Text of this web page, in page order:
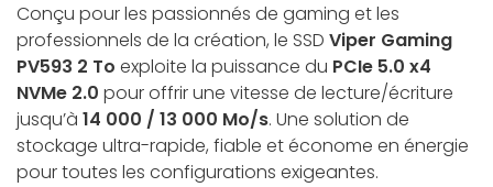
Conçu pour les passionnés de gaming et les
professionnels de la création, le SSD Viper Gaming
PV593 2 To exploite la puissance du PCIe 5.0 x4
NVMe 2.0 pour offrir une vitesse de lecture/écriture
jusqu’à 14 000 / 13 000 Mo/s. Une solution de
stockage ultra-rapide, fiable et économe en énergie
pour toutes les configurations exigeantes.